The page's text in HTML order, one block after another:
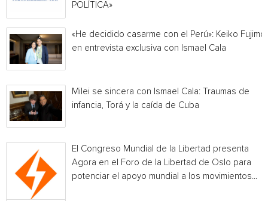
POLÍTICA»
«He decidido casarme con el Perú»: Keiko
en entrevista exclusiva con Ismael Cala
Milei se sincera con Ismael Cala: Traumas de
infancia, Torá y la caída de Cuba
El Congreso Mundial de la Libertad presenta
Agora en el Foro de la Libertad de Oslo para
potenciar el apoyo mundial a los movimientos...